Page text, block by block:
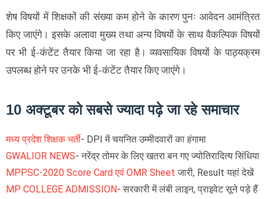
शेष विषयों में शिक्षकों की संख्या कम होने के कारण पुनः आवेदन आमंत्रित
किए जाएंगे। इसके अलावा मुख्य तथा अन्य विषयों के साथ वैकल्पिक विषयों
पर भी ई-कंटेंट तैयार किया जा रहा है। व्यवसायिक विषयों के पाठ्यक्रम
उपलब्ध होने पर उनके भी ई-कंटेंट तैयार किए जाएंगे।
10 अक्टूबर को सबसे ज्यादा पढ़े जा रहे समाचार
मध्य प्रदेश शिक्षक भर्ती- DPI में चयनित उम्मीदवारों का हंगामा
GWALIOR NEWS- नरेंद्र तोमर के लिए खतरा बन गए ज्योतिरादित्य सिंधिया
MPPSC-2020 Score Card एवं OMR Sheet जारी, Result यहां देखें
MP COLLEGE ADMISSION- सरकारी में लंबी लाइन, प्राइवेट सूने पड़े हैं